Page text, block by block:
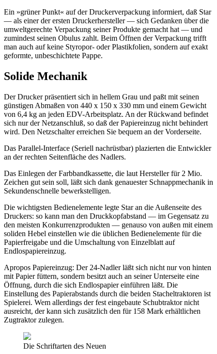
Ein »grüner Punkt« auf der Druckerverpackung informiert, daß Star
— als einer der ersten Druckerhersteller — sich Gedanken über die
umweltgerechte Verpackung seiner Produkte gemacht hat — und
zumindest seinen Obulus zahlt. Beim Öffnen der Verpackung trifft
man auch auf keine Styropor- oder Plastikfolien, sondern auf exakt
geformte, unbeschichtete Pappe.
Solide Mechanik
Der Drucker präsentiert sich in hellem Grau und paßt mit seinen
günstigen Abmaßen von 440 x 150 x 330 mm und einem Gewicht
von 6,4 kg an jeden EDV-Arbeitsplatz. An der Rückwand befindet
sich nur der Netzanschluß, so daß der Papiereinzug nicht behindert
wird. Den Netzschalter erreichen Sie bequem an der Vorderseite.
Das Parallel-Interface (Seriell nachrüstbar) plazierten die Entwickler
an der rechten Seitenfläche des Nadlers.
Das Einlegen der Farbbandkassette, die laut Hersteller für 2 Mio.
Zeichen gut sein soll, läßt sich dank genauester Schnappmechanik in
Sekundenschnelle bewerkstelligen.
Die wichtigsten Bedienelemente legte Star an die Außenseite des
Druckers: so kann man den Druckkopfabstand — im Gegensatz zu
den meisten Konkurrenzprodukten — genauso von außen mit einem
soliden Hebel einstellen wie die üblichen Bedienelemente für die
Papierfreigabe und die Umschaltung von Einzelblatt auf
Endlospapiereinzug.
Apropos Papiereinzug: Der 24-Nadler läßt sich nicht nur von hinten
mit Papier füttern, sondern besitzt auch an seiner Unterseite eine
Öffnung, durch die sich Endlospapier einführen läßt. Die
Einstellung des Papierabstands durch die beiden Stacheltraktoren ist
Spielerei. Wem allerdings der fest eingebaute Schubtraktor nicht
ausreicht, der kann sich zusätzlich den für 158 Mark erhältlichen
Zugtraktor zulegen.
Die Schriftarten des Neuen